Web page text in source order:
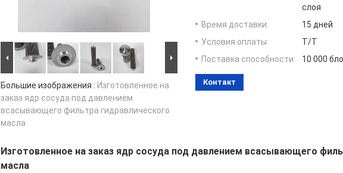
Большие изображения : Изготовленное на
заказ ядр сосуда под давлением
всасывающего фильтра гидравлического
масла
слоя
Время доставки:
15 дней
Условия оплаты:
T/T
Поставка способности:
10 000
Контакт
Изготовленное на заказ ядр сосуда под давлением всасывающего
масла